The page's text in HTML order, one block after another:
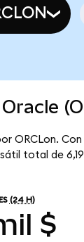
ORCLon.
total de 6,19
(24 H)
$